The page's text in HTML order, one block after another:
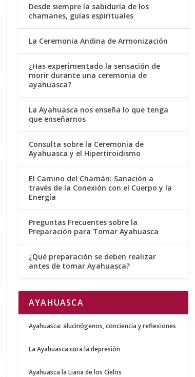
Desde siempre la sabiduría de los
chamanes, guías espirituales
La Ceremonia Andina de Armonización
¿Has experimentado la sensación de
morir durante una ceremonia de
ayahuasca?
La Ayahuasca nos enseña lo que tenga
que enseñarnos
Consulta sobre la Ceremonia de
Ayahuasca y el Hipertiroidismo
El Camino del Chamán: Sanación a
través de la Conexión con el Cuerpo y la
Energía
Preguntas Frecuentes sobre la
Preparación para Tomar Ayahuasca
¿Qué preparación se deben realizar
antes de tomar Ayahuasca?
AYAHUASCA
Ayahuasca: alucinógenos, conciencia y reflexiones
La Ayahuasca cura la depresión
Ayahuasca la Liana de los Cielos